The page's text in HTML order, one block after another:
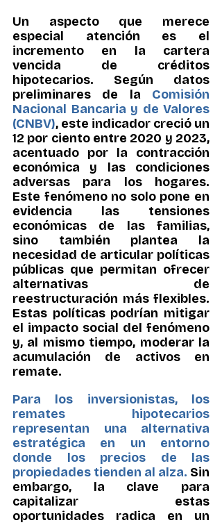
Un aspecto que merece
especial atención es el
incremento en la cartera
vencida de créditos
hipotecarios. Según datos
preliminares de la Comisión
Nacional Bancaria y de Valores
(CNBV), este indicador creció un
12 por ciento entre 2020 y 2023,
acentuado por la contracción
económica y las condiciones
adversas para los hogares.
Este fenómeno no solo pone en
evidencia las tensiones
económicas de las familias,
sino también plantea la
necesidad de articular políticas
públicas que permitan ofrecer
alternativas de
reestructuración más flexibles.
Estas políticas podrían mitigar
el impacto social del fenómeno
y, al mismo tiempo, moderar la
acumulación de activos en
remate.
Para los inversionistas, los
remates hipotecarios
representan una alternativa
estratégica en un entorno
donde los precios de las
propiedades tienden al alza. Sin
embargo, la clave para
capitalizar estas
oportunidades radica en un